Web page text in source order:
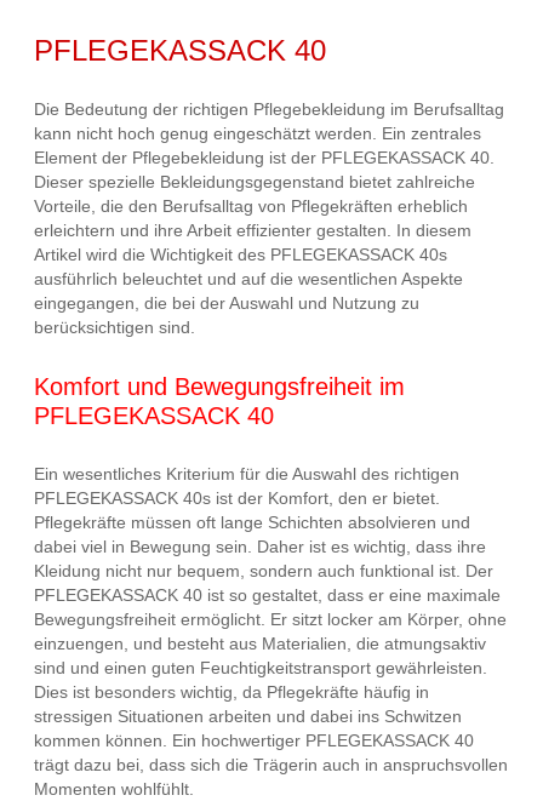
PFLEGEKASSACK 40
Die Bedeutung der richtigen Pflegebekleidung im Berufsalltag
kann nicht hoch genug eingeschätzt werden. Ein zentrales
Element der Pflegebekleidung ist der PFLEGEKASSACK 40.
Dieser spezielle Bekleidungsgegenstand bietet zahlreiche
Vorteile, die den Berufsalltag von Pflegekräften erheblich
erleichtern und ihre Arbeit effizienter gestalten. In diesem
Artikel wird die Wichtigkeit des PFLEGEKASSACK 40s
ausführlich beleuchtet und auf die wesentlichen Aspekte
eingegangen, die bei der Auswahl und Nutzung zu
berücksichtigen sind.
Komfort und Bewegungsfreiheit im
PFLEGEKASSACK 40
Ein wesentliches Kriterium für die Auswahl des richtigen
PFLEGEKASSACK 40s ist der Komfort, den er bietet.
Pflegekräfte müssen oft lange Schichten absolvieren und
dabei viel in Bewegung sein. Daher ist es wichtig, dass ihre
Kleidung nicht nur bequem, sondern auch funktional ist. Der
PFLEGEKASSACK 40 ist so gestaltet, dass er eine maximale
Bewegungsfreiheit ermöglicht. Er sitzt locker am Körper, ohne
einzuengen, und besteht aus Materialien, die atmungsaktiv
sind und einen guten Feuchtigkeitstransport gewährleisten.
Dies ist besonders wichtig, da Pflegekräfte häufig in
stressigen Situationen arbeiten und dabei ins Schwitzen
kommen können. Ein hochwertiger PFLEGEKASSACK 40
trägt dazu bei, dass sich die Trägerin auch in anspruchsvollen
Momenten wohlfühlt.